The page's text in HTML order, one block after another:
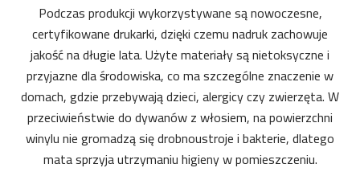
Podczas produkcji wykorzystywane są nowoczesne,
certyfikowane drukarki, dzięki czemu nadruk zachowuje
jakość na długie lata. Użyte materiały są nietoksyczne i
przyjazne dla środowiska, co ma szczególne znaczenie w
domach, gdzie przebywają dzieci, alergicy czy zwierzęta. W
przeciwieństwie do dywanów z włosiem, na powierzchni
winylu nie gromadzą się drobnoustroje i bakterie, dlatego
mata sprzyja utrzymaniu higieny w pomieszczeniu.